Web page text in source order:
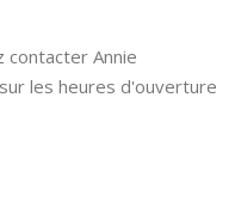
Annie
les heures d'ouverture